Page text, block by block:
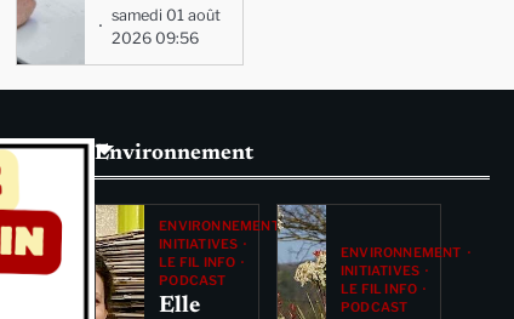
samedi 01 août
2026 09:56
Environnement
ENVIRONNEMENT
INITIATIVES
LE FIL INFO
PODCAST
Elle
ENVIRONNEMENT
INITIATIVES
LE FIL INFO
PODCAST